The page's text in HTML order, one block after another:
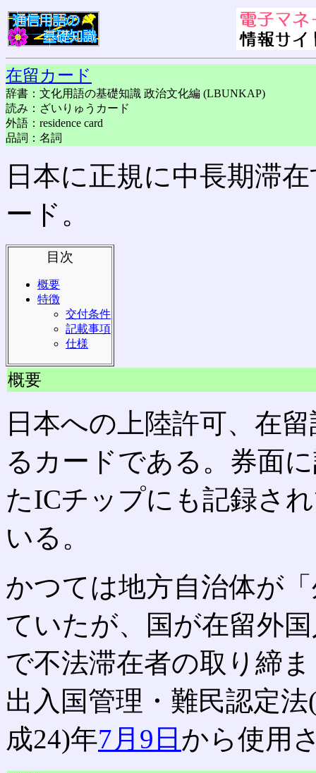
在留カード
辞書：文化用語の基礎知識 政治文化編 (LBUNKAP)
読み：ざいりゅうカード
外語：residence card
品詞：名詞
日本に正規に中長期滞
ード。
目次
概要
特徴
交付条件
記載事項
仕様
概要
日本への上陸許可、在
るカードである。券面
たICチップにも記録さ
いる。
かつては地方自治体が
ていたが、国が在留外
で不法滞在者の取り締
出入国管理・難民認定
成24)年7月9日 から使用